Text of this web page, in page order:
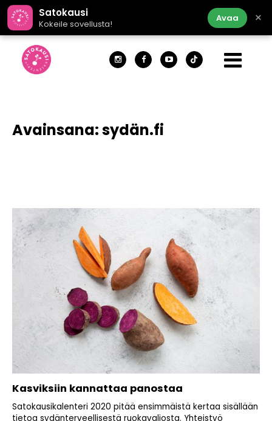
Satokausi
Kokeile sovellusta!
Avaa ×
Avainsana:sydän.fi
Kasviksiin kannattaa panostaa
Satokausikalenteri 2020 pitää ensimmäistä kertaa sisällään
tietoa sydänterveellisestä ruokavaliosta. Yhteistyö